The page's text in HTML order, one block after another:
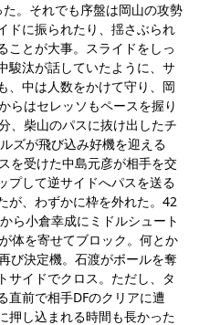
。それでも序盤は岡山の攻勢
ドに振られたり、揺さぶられ
ことが大事。スライドをしっ
駿汰が話していたように、サ
、中は人数をかけて守り、岡
らはセレッソもペースを握り
、柴山のパスに抜け出したチ
ズが飛び込み好機を迎える
を受けた中島元彦が相手を交
プして逆サイドへパスを送る
が、わずかに枠を外れた。42
ら小倉幸成にミドルシュート
体を寄せてブロック。何とか
び決定機。石渡がボールを奪
サイドでクロス。ただし、タ
直前で相手DFのクリアに遭
押し込まれる時間も長かった